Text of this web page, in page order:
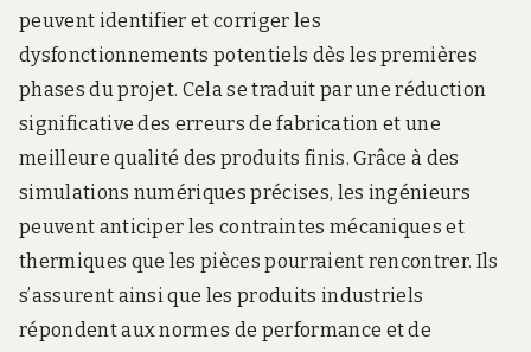
peuvent identifier et corriger les
dysfonctionnements potentiels dès les premières
phases du projet. Cela se traduit par une réduction
significative des erreurs de fabrication et une
meilleure qualité des produits finis. Grâce à des
simulations numériques précises, les ingénieurs
peuvent anticiper les contraintes mécaniques et
thermiques que les pièces pourraient rencontrer. Ils
s’assurent ainsi que les produits industriels
répondent aux normes de performance et de